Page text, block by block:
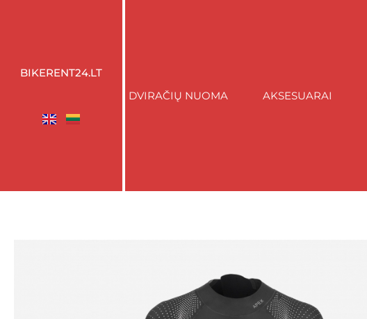
BIKERENT24.LT
DVIRAČIŲ NUOMA
AKSESUARAI